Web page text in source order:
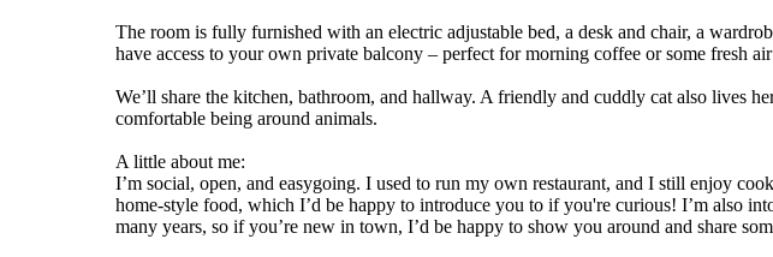
The room is fully furnished with an electric adjustable bed, a desk and chair, a
have access to your own private balcony – perfect for morning coffee or some fresh
We’ll share the kitchen, bathroom, and hallway. A friendly and cuddly cat also lives
comfortable being around animals.
A little about me:
I’m social, open, and easygoing. I used to run my own restaurant, and I still enjoy
home-style food, which I’d be happy to introduce you to if you're curious! I’m also
many years, so if you’re new in town, I’d be happy to show you around and share